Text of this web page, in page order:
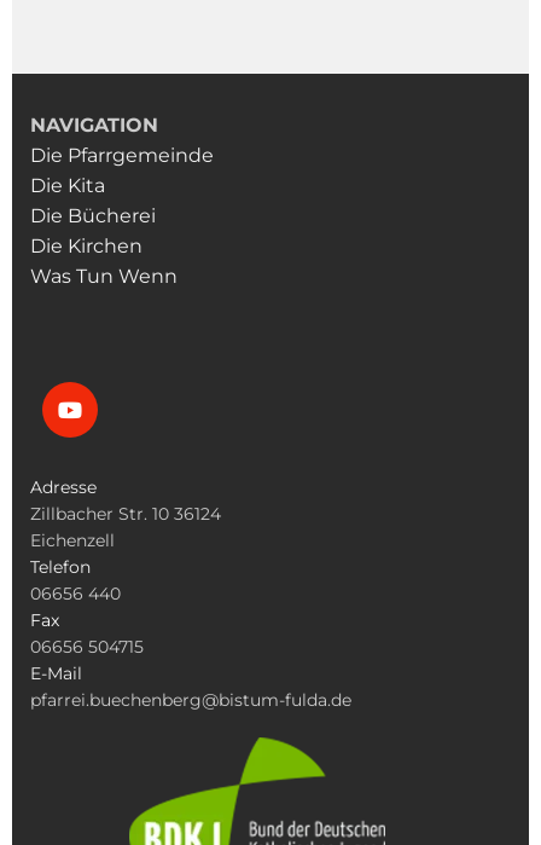
NAVIGATION
Die Pfarrgemeinde
Die Kita
Die Bücherei
Die Kirchen
Was Tun Wenn
Adresse
Zillbacher Str. 10 36124
Eichenzell
Telefon
06656 440
Fax
06656 504715
E-Mail
pfarrei.buechenberg@bistum-fulda.de